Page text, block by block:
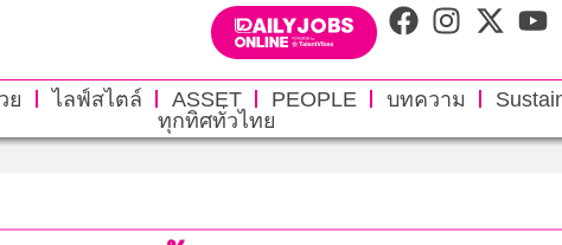
ย ไลฟ์สไตล์ ASSET PEOPLE บทความ
ทุกทิศทั่วไทย